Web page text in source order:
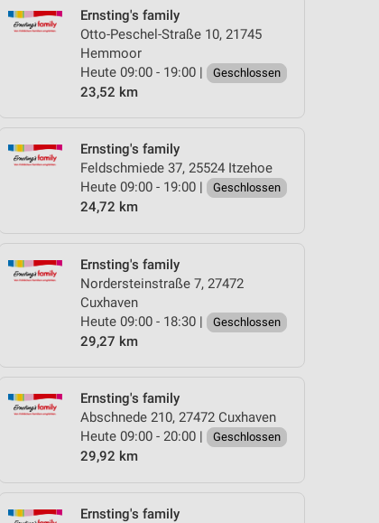
Ernsting's family
Otto-Peschel-Straße 10, 21745
Hemmoor
Heute 09:00 - 19:00 |
Geschlossen
23,52 km
Ernsting's family
Feldschmiede 37, 25524 Itzehoe
Heute 09:00 - 19:00 |
Geschlossen
24,72 km
Ernsting's family
Nordersteinstraße 7, 27472
Cuxhaven
Heute 09:00 - 18:30 |
Geschlossen
29,27 km
Ernsting's family
Abschnede 210, 27472 Cuxhaven
Heute 09:00 - 20:00 |
Geschlossen
29,92 km
Ernsting's family